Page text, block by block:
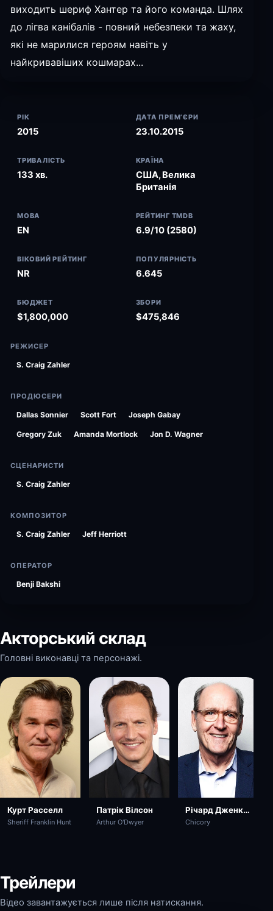
виходить шериф Хантер та його команда. Шлях
до лігва канібалів - повний небезпеки та жаху,
які не марилися героям навіть у
найкривавіших кошмарах...
РІК
2015
ДАТА ПРЕМ’ЄРИ
23.10.2015
ТРИВАЛІСТЬ
133 хв.
КРАЇНА
США, Велика
Британія
МОВА
EN
РЕЙТИНГ TMDB
6.9/10 (2580)
ВІКОВИЙ РЕЙТИНГ
NR
ПОПУЛЯРНІСТЬ
6.645
БЮДЖЕТ
$1,800,000
ЗБОРИ
$475,846
РЕЖИСЕР
S. Craig Zahler
ПРОДЮСЕРИ
Dallas Sonnier Scott Fort Joseph Gabay
Gregory Zuk Amanda Mortlock Jon D. Wagner
СЦЕНАРИСТИ
S. Craig Zahler
КОМПОЗИТОР
S. Craig Zahler Jeff Herriott
ОПЕРАТОР
Benji Bakshi
Акторський склад
Головні виконавці та персонажі.
Курт Расселл
Sheriff Franklin Hunt
Патрік Вілсон
Arthur O'Dwyer
Річард Дженкінс
Chicory
Трейлери
Відео завантажується лише після натискання.